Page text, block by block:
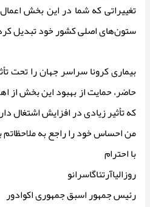
تغییراتی که شما در این بخش
ستون‌های اصلی کشور خود تبدیل
بیماری کرونا سراسر جهان را تحت
حاضر، حمایت از بهبود این بخش از
که تأثیر زیادی در افزایش اشتغال
من احساس خود را راجع به
با احترام
روزالیاآرتئاگاسرانو
رئیس جمهور اسبق جمهوری اکوادور